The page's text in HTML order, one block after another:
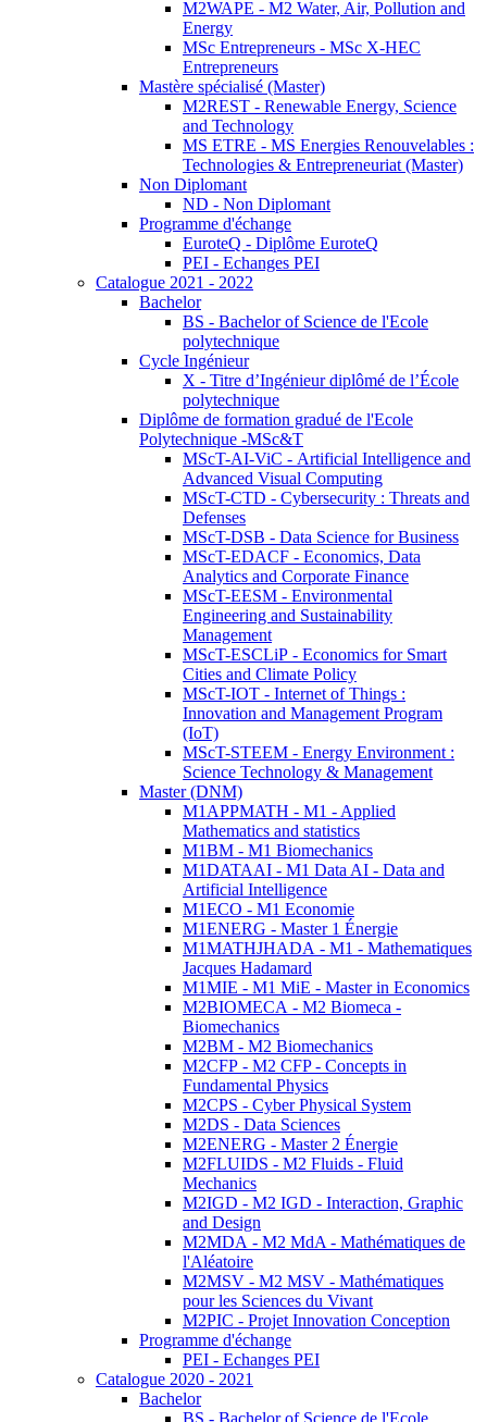
M2WAPE - M2 Water, Air, Pollution and
Energy
MSc Entrepreneurs - MSc X-HEC
Entrepreneurs
Mastère spécialisé (Master)
M2REST - Renewable Energy, Science
and Technology
MS ETRE - MS Energies Renouvelables :
Technologies & Entrepreneuriat (Master)
Non Diplomant
ND - Non Diplomant
Programme d'échange
EuroteQ - Diplôme EuroteQ
PEI - Echanges PEI
Catalogue 2021 - 2022
Bachelor
BS - Bachelor of Science de l'Ecole
polytechnique
Cycle Ingénieur
X - Titre d’Ingénieur diplômé de l’École
polytechnique
Diplôme de formation gradué de l'Ecole
Polytechnique -MSc&T
MScT-AI-ViC - Artificial Intelligence and
Advanced Visual Computing
MScT-CTD - Cybersecurity : Threats and
Defenses
MScT-DSB - Data Science for Business
MScT-EDACF - Economics, Data
Analytics and Corporate Finance
MScT-EESM - Environmental
Engineering and Sustainability
Management
MScT-ESCLiP - Economics for Smart
Cities and Climate Policy
MScT-IOT - Internet of Things :
Innovation and Management Program
(IoT)
MScT-STEEM - Energy Environment :
Science Technology & Management
Master (DNM)
M1APPMATH - M1 - Applied
Mathematics and statistics
M1BM - M1 Biomechanics
M1DATAAI - M1 Data AI - Data and
Artificial Intelligence
M1ECO - M1 Economie
M1ENERG - Master 1 Énergie
M1MATHJHADA - M1 - Mathematiques
Jacques Hadamard
M1MIE - M1 MiE - Master in Economics
M2BIOMECA - M2 Biomeca -
Biomechanics
M2BM - M2 Biomechanics
M2CFP - M2 CFP - Concepts in
Fundamental Physics
M2CPS - Cyber Physical System
M2DS - Data Sciences
M2ENERG - Master 2 Énergie
M2FLUIDS - M2 Fluids - Fluid
Mechanics
M2IGD - M2 IGD - Interaction, Graphic
and Design
M2MDA - M2 MdA - Mathématiques de
l'Aléatoire
M2MSV - M2 MSV - Mathématiques
pour les Sciences du Vivant
M2PIC - Projet Innovation Conception
Programme d'échange
PEI - Echanges PEI
Catalogue 2020 - 2021
Bachelor
BS - Bachelor of Science de l'Ecole